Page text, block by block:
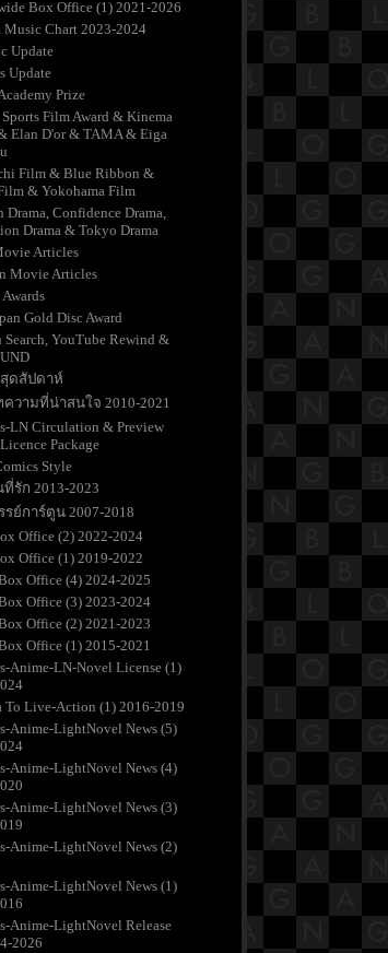
Box Office (1) 2021-2026
Music Chart 2023-2024
Update
Update
Prize
Film Award & Kinema
Elan D'or & TAMA & Eiga
Film & Blue Ribbon &
& Yokohama Film
Drama, Confidence Drama,
Drama & Tokyo Drama
Articles
Movie Articles
Gold Disc Award
Search, YouTube Rewind &
ดสัปดาห์
วามที่น่าสนใจ 2010-2021
LN Circulation & Preview
Package
Style
รัก 2013-2023
ย์การ์ตูน 2007-2018
Office (2) 2022-2024
Office (1) 2019-2022
Office (4) 2024-2025
Office (3) 2023-2024
Office (2) 2021-2023
Office (1) 2015-2021
Anime-LN-Novel License (1)
To Live-Action (1) 2016-2019
Anime-LightNovel News (5)
Anime-LightNovel News (4)
Anime-LightNovel News (3)
Anime-LightNovel News (2)
Anime-LightNovel News (1)
Anime-LightNovel Release
2026